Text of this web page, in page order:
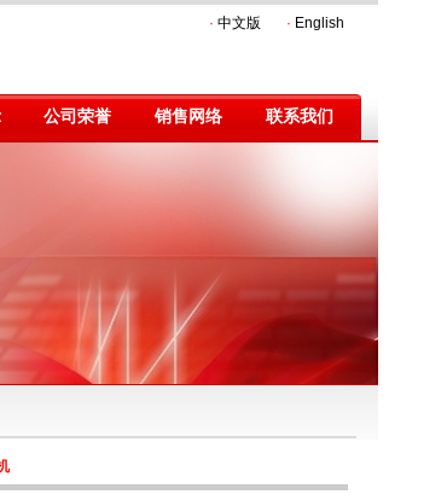
· 中文版 · English
公司荣誉 销售网络 联系我们